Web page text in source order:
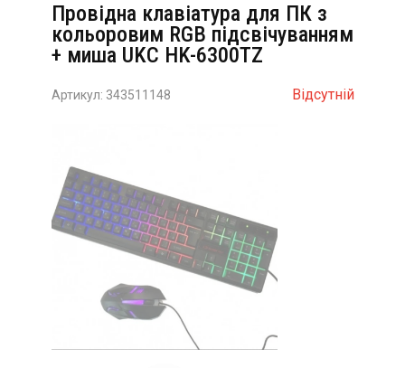
Провідна клавіатура для ПК з
кольоровим RGB підсвічуванням
+ миша UKC HK-6300TZ
Артикул: 343511148 Відсутній